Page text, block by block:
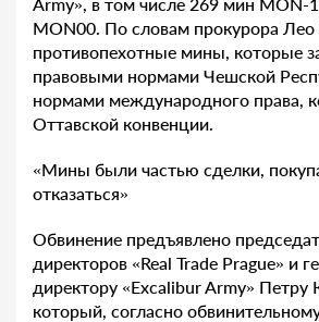
MON00. По словам прокурора
противопехотные мины, которые
правовыми нормами Чешской
нормами международного права,
Оттавской конвенции.
«Мины были частью сделки,
отказаться»
Обвинение предъявлено
директоров «Real Trade Prague» и
директору «Excalibur Army» Петру
который, согласно